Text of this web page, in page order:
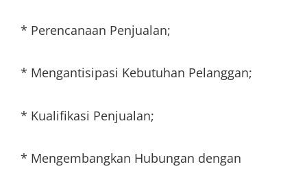
* Perencanaan Penjualan;
* Mengantisipasi Kebutuhan Pelanggan;
* Kualifikasi Penjualan;
* Mengembangkan Hubungan dengan